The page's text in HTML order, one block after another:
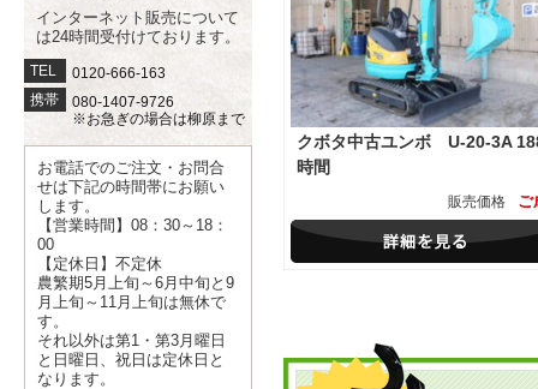
クボタ中古ユンボ U-20-3A
時間
販売価格 ご
インターネット販売について
は24時間受付けております。
TEL
0120-666-163
携帯
080-1407-9726
※お急ぎの場合は柳原まで
お電話でのご注文・お問合
せは下記の時間帯にお願い
します。
【営業時間】08：30～18：
00
【定休日】不定休
農繁期5月上旬～6月中旬と9
月上旬～11月上旬は無休で
す。
それ以外は第1・第3月曜日
と日曜日、祝日は定休日と
なります。